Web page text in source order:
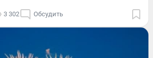
3 302 Обсудить